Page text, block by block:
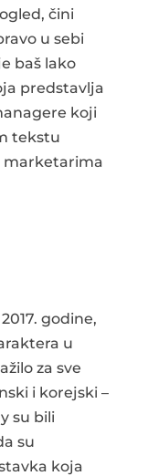
čini
u sebi
baš lako
predstavlja
koji
tekstu
marketarima
godine,
u
za sve
i korejski –
su bili
su
koja